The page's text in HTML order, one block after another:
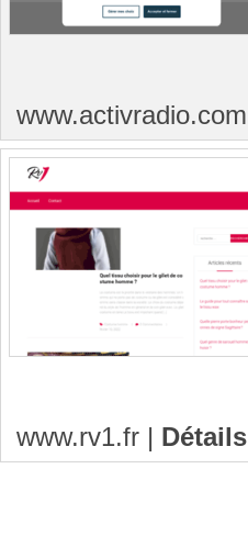
www.activradio.com
www.rv1.fr | Détails